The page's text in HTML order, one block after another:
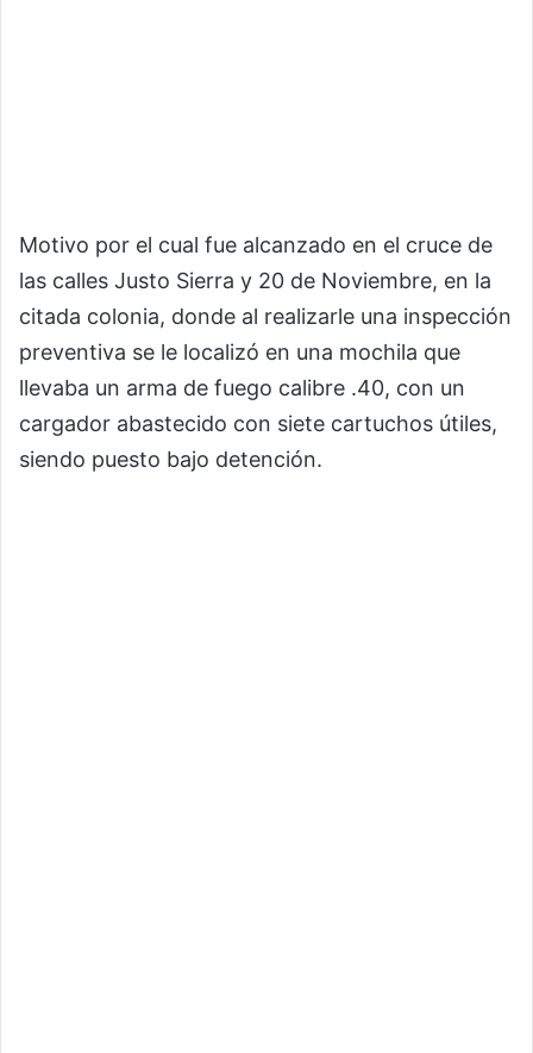
Motivo por el cual fue alcanzado en el cruce de
las calles Justo Sierra y 20 de Noviembre, en la
citada colonia, donde al realizarle una inspección
preventiva se le localizó en una mochila que
llevaba un arma de fuego calibre .40, con un
cargador abastecido con siete cartuchos útiles,
siendo puesto bajo detención.